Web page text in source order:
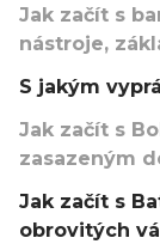
Jak začít s
nástroje,
S jakým
Jak začít s
zasazeným
Jak začít s
obrovitých